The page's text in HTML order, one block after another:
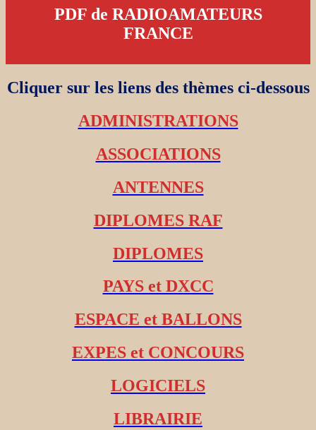
PDF de RADIOAMATEURS
FRANCE
Cliquer sur les liens des thèmes ci-dessous
ADMINISTRATIONS
ASSOCIATIONS
ANTENNES
DIPLOMES RAF
DIPLOMES
PAYS et DXCC
ESPACE et BALLONS
EXPES et CONCOURS
LOGICIELS
LIBRAIRIE